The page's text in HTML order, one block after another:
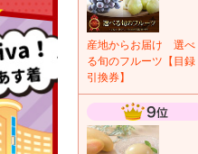
産地からお届け 選べ
る旬のフルーツ【目録
引換券】